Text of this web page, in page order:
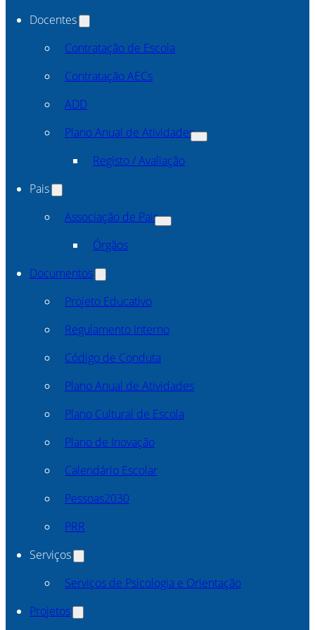
Docentes
Contratação de Escola
Contratação AECs
ADD
Plano Anual de Atividades
Registo / Avaliação
Pais
Associação de Pais
Órgãos
Documentos
Projeto Educativo
Regulamento Interno
Código de Conduta
Plano Anual de Atividades
Plano Cultural de Escola
Plano de Inovação
Calendário Escolar
Pessoas2030
PRR
Serviços
Serviços de Psicologia e Orientação
Projetos